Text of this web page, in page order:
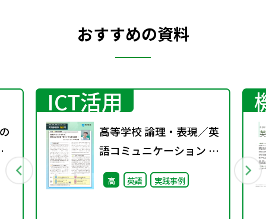
おすすめの資料
ICT活用
高等学校 論理・表現／英
語コミュニケーション 実
践事例集 特別号
高 英語 実践事例